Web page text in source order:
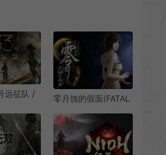
远征队 /
回合
零月蚀的假面(FATAL
中|PC|AVG|DLC|修
改器|和风恐怖冒险游
戏